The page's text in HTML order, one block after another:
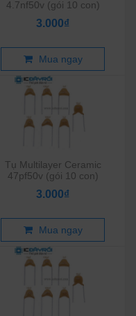
4.7nf50v (gói 10 con)
3.000₫
Mua ngay
Tụ Multilayer Ceramic
47pf50v (gói 10 con)
3.000₫
Mua ngay